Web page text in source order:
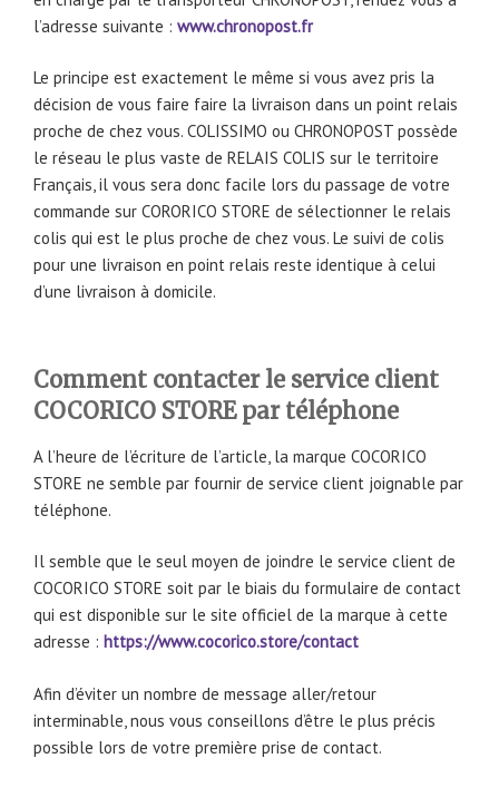
l’adresse suivante : www.chronopost.fr
Le principe est exactement le même si vous avez pris la
décision de vous faire faire la livraison dans un point relais
proche de chez vous. COLISSIMO ou CHRONOPOST possède
le réseau le plus vaste de RELAIS COLIS sur le territoire
Français, il vous sera donc facile lors du passage de votre
commande sur CORORICO STORE de sélectionner le relais
colis qui est le plus proche de chez vous. Le suivi de colis
pour une livraison en point relais reste identique à celui
d’une livraison à domicile.
Comment contacter le service client
COCORICO STORE par téléphone
A l’heure de l’écriture de l’article, la marque COCORICO
STORE ne semble par fournir de service client joignable par
téléphone.
Il semble que le seul moyen de joindre le service client de
COCORICO STORE soit par le biais du formulaire de contact
qui est disponible sur le site officiel de la marque à cette
adresse : https://www.cocorico.store/contact
Afin d’éviter un nombre de message aller/retour
interminable, nous vous conseillons d’être le plus précis
possible lors de votre première prise de contact.